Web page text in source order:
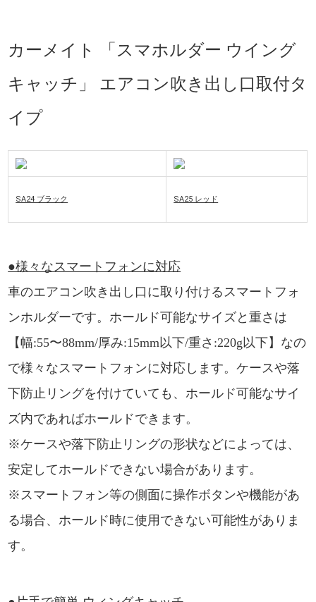
カーメイト 「スマホルダー ウイング
キャッチ」 エアコン吹き出し口取付タ
イプ
SA24 ブラック SA25 レッド
●様々なスマートフォンに対応
車のエアコン吹き出し口に取り付けるスマートフォ
ンホルダーです。ホールド可能なサイズと重さは
【幅:55〜88mm/厚み:15mm以下/重さ:220g以下】なの
で様々なスマートフォンに対応します。ケースや落
下防止リングを付けていても、ホールド可能なサイ
ズ内であればホールドできます。
※ケースや落下防止リングの形状などによっては、
安定してホールドできない場合があります。
※スマートフォン等の側面に操作ボタンや機能があ
る場合、ホールド時に使用できない可能性がありま
す。